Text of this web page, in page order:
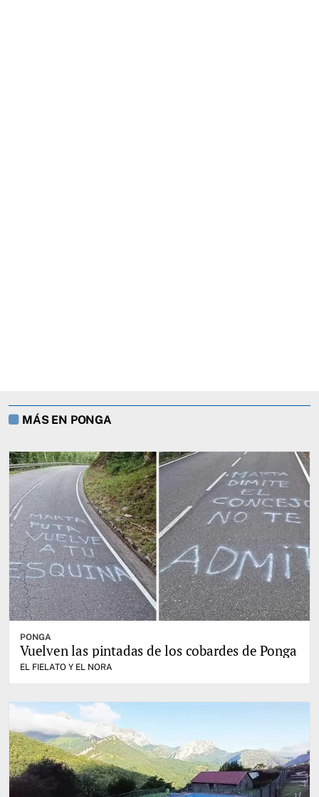
MÁS EN PONGA
PONGA
Vuelven las pintadas de los cobardes de Ponga
EL FIELATO Y EL NORA